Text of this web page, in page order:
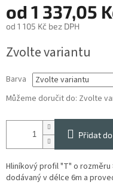
od 1 337,05
od 1 105 Kč bez DPH
cena:
Zvolte variantu
Barva
Můžeme doručit do: Zvolte
Přidat
Hliníkový profil "T" o rozměru
dodávaný v délce 6m a